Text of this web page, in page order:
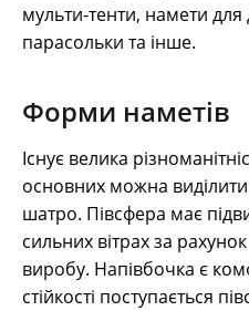
мульти-тенти, намети для
парасольки та інше.
Форми наметів
Існує велика
основних можна
шатро. Півсфера має
сильних вітрах за
виробу. Напівбочка є
стійкості поступається